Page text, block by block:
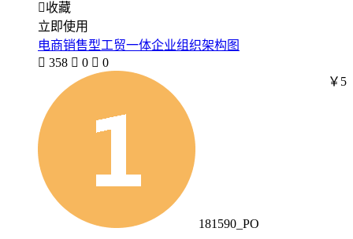
收藏
立即使用
电商销售型工贸一体企业组织架构图
 358  0  0
181590_PO
￥5